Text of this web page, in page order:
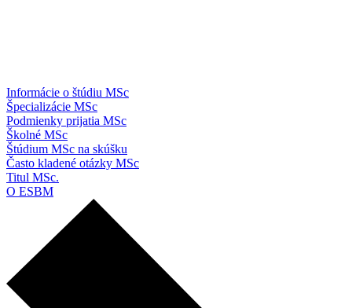
Informácie o štúdiu MSc
Špecializácie MSc
Podmienky prijatia MSc
Školné MSc
Štúdium MSc na skúšku
Často kladené otázky MSc
Titul MSc.
O ESBM